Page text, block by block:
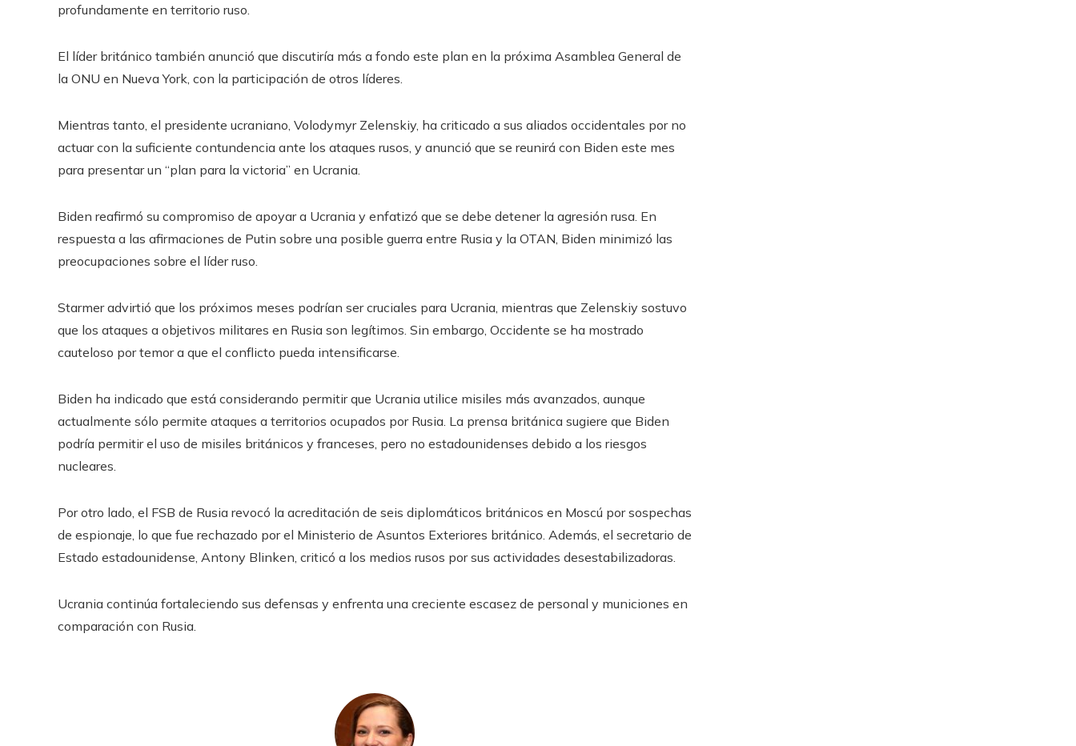
profundamente en territorio ruso.
El líder británico también anunció que discutiría más a fondo este plan en la próxima Asamblea General de
la ONU en Nueva York, con la participación de otros líderes.
Mientras tanto, el presidente ucraniano, Volodymyr Zelenskiy, ha criticado a sus aliados occidentales por no
actuar con la suficiente contundencia ante los ataques rusos, y anunció que se reunirá con Biden este mes
para presentar un “plan para la victoria” en Ucrania.
Biden reafirmó su compromiso de apoyar a Ucrania y enfatizó que se debe detener la agresión rusa. En
respuesta a las afirmaciones de Putin sobre una posible guerra entre Rusia y la OTAN, Biden minimizó las
preocupaciones sobre el líder ruso.
Starmer advirtió que los próximos meses podrían ser cruciales para Ucrania, mientras que Zelenskiy sostuvo
que los ataques a objetivos militares en Rusia son legítimos. Sin embargo, Occidente se ha mostrado
cauteloso por temor a que el conflicto pueda intensificarse.
Biden ha indicado que está considerando permitir que Ucrania utilice misiles más avanzados, aunque
actualmente sólo permite ataques a territorios ocupados por Rusia. La prensa británica sugiere que Biden
podría permitir el uso de misiles británicos y franceses, pero no estadounidenses debido a los riesgos
nucleares.
Por otro lado, el FSB de Rusia revocó la acreditación de seis diplomáticos británicos en Moscú por sospechas
de espionaje, lo que fue rechazado por el Ministerio de Asuntos Exteriores británico. Además, el secretario de
Estado estadounidense, Antony Blinken, criticó a los medios rusos por sus actividades desestabilizadoras.
Ucrania continúa fortaleciendo sus defensas y enfrenta una creciente escasez de personal y municiones en
comparación con Rusia.